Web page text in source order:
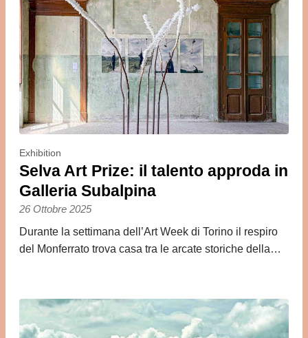
Exhibition
Selva Art Prize: il talento approda in
Galleria Subalpina
26 Ottobre 2025
Durante la settimana dell’Art Week di Torino il respiro
del Monferrato trova casa tra le arcate storiche della…